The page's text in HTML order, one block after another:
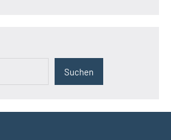
Suchen